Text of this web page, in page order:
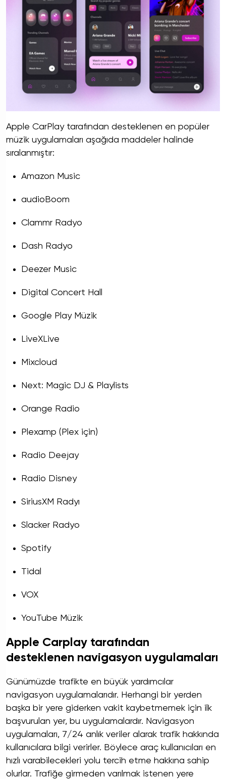
Apple CarPlay tarafından desteklenen en popüler
müzik uygulamaları aşağıda maddeler halinde
sıralanmıştır:
Amazon Music
audioBoom
Clammr Radyo
Dash Radyo
Deezer Music
Digital Concert Hall
Google Play Müzik
LiveXLive
Mixcloud
Next: Magic DJ & Playlists
Orange Radio
Plexamp (Plex için)
Radio Deejay
Radio Disney
SiriusXM Radyı
Slacker Radyo
Spotify
Tidal
VOX
YouTube Müzik
Apple Carplay tarafından
desteklenen navigasyon uygulamaları
Günümüzde trafikte en büyük yardımcılar
navigasyon uygulamalarıdır. Herhangi bir yerden
başka bir yere giderken vakit kaybetmemek için ilk
başvurulan yer, bu uygulamalardır. Navigasyon
uygulamaları, 7/24 anlık veriler alarak trafik hakkında
kullanıcılara bilgi verirler. Böylece araç kullanıcıları en
hızlı varabilecekleri yolu tercih etme hakkına sahip
olurlar. Trafiğe girmeden varılmak istenen yere